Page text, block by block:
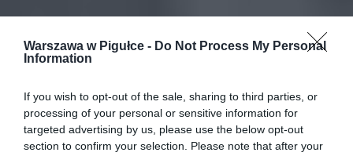
Warszawa w Pigułce - Do Not Process My Personal
Information
If you wish to opt-out of the sale, sharing to third parties, or
processing of your personal or sensitive information for
targeted advertising by us, please use the below opt-out
section to confirm your selection. Please note that after your